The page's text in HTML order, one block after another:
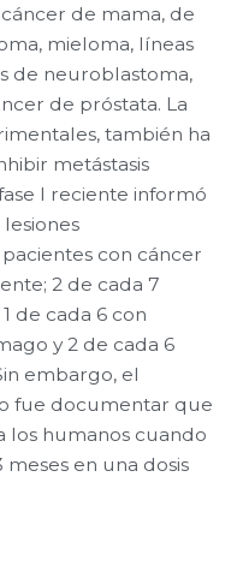
de mama, de
mieloma, líneas
de neuroblastoma,
de próstata. La
también ha
metástasis
I reciente informó
con cáncer
2 de cada 7
de cada 6 con
y 2 de cada 6
embargo, el
fue documentar que
los humanos cuando
en una dosis